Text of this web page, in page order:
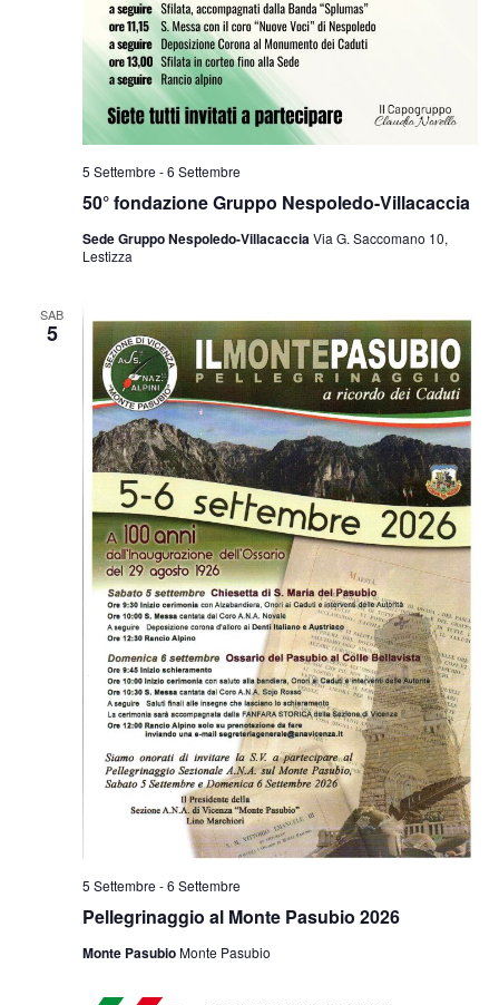
50° fondazione Gruppo Nespoledo-Villacaccia
5 Settembre -6 Settembre
Sede Gruppo Nespoledo-VillacacciaVia G. Saccomano 10,
Lestizza
SAB
5
Pellegrinaggio al Monte Pasubio 2026
5 Settembre -6 Settembre
Monte PasubioMonte Pasubio